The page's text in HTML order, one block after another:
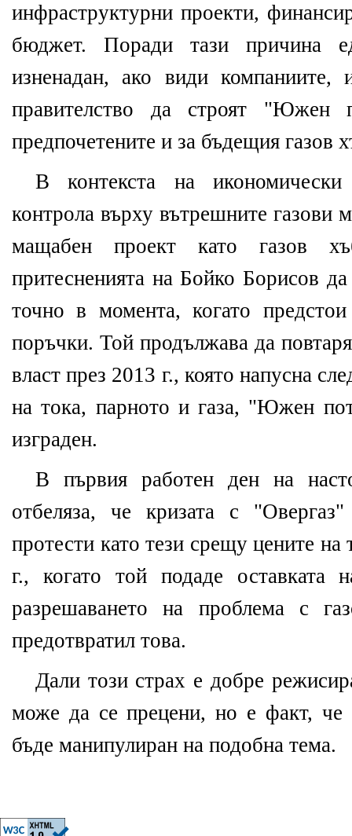
инфраструктурни проекти,
бюджет. Поради тази причина
изненадан, ако види компаниите,
правителство да строят "Южен
предпочетените и за бъдещия газов
В контекста на
контрола върху вътрешните газови
мащабен проект като газов
притесненията на Бойко Борисов
точно в момента, когато
поръчки. Той продължава да
власт през 2013 г., която напусна
на тока, парното и газа, "Южен
изграден.
В първия работен ден на
отбеляза, че кризата с
протести като тези срещу цените
г., когато той подаде оставката
разрешаването на проблема с
предотвратил това.
Дали този страх е добре
може да се прецени, но е факт,
бъде манипулиран на подобна тема.